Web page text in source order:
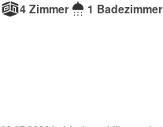
4 Zimmer
1 Badezimmer